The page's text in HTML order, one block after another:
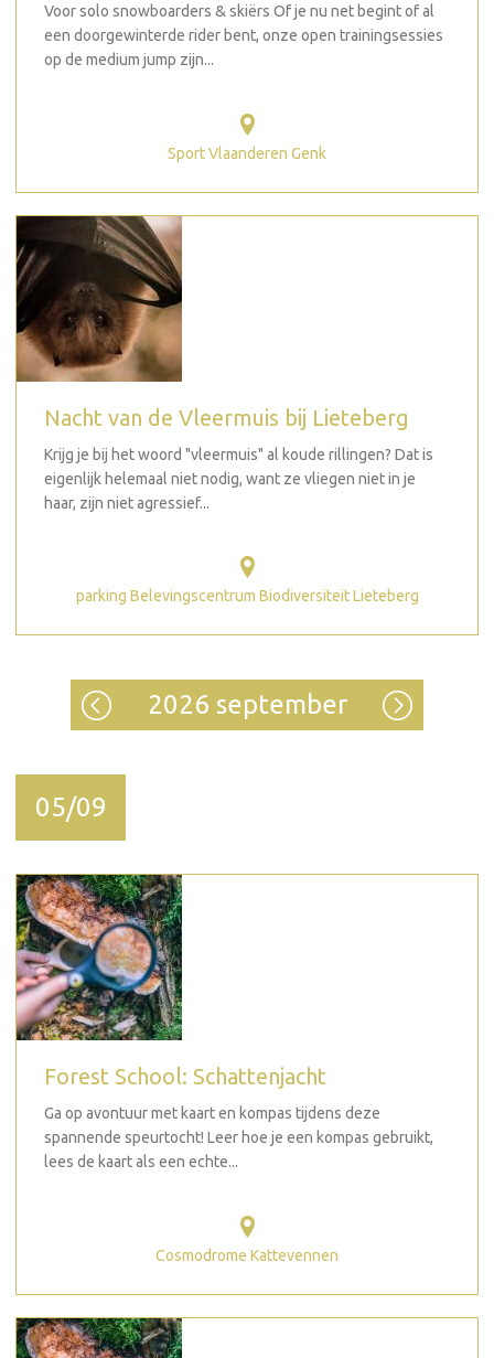
Voor solo snowboarders & skiërs Of je nu net begint of al
een doorgewinterde rider bent, onze open trainingsessies
op de medium jump zijn...
Sport Vlaanderen Genk
Nacht van de Vleermuis bij Lieteberg
Krijg je bij het woord "vleermuis" al koude rillingen? Dat is
eigenlijk helemaal niet nodig, want ze vliegen niet in je
haar, zijn niet agressief...
parking Belevingscentrum Biodiversiteit Lieteberg
2026 september
05/09
Forest School: Schattenjacht
Ga op avontuur met kaart en kompas tijdens deze
spannende speurtocht! Leer hoe je een kompas gebruikt,
lees de kaart als een echte...
Cosmodrome Kattevennen